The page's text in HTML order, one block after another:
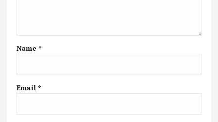
Name *
Email *